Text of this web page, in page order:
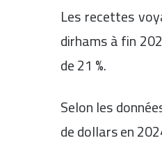
Les recettes
dirhams à fin
de 21 %.
Selon les
de dollars en